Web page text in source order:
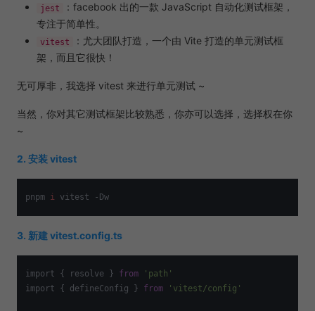
jest
：facebook 出的一款 JavaScript 自动化测试框架，
专注于简单性。
vitest
：尤大团队打造，一个由 Vite 打造的单元测试框
架，而且它很快！
无可厚非，我选择 vitest 来进行单元测试 ~
当然，你对其它测试框架比较熟悉，你亦可以选择，选择权在你
~
2. 安装 vitest
pnpm i
3. 新建 vitest.config.ts
import { resolve } from
'path'
import { defineConfig } from 'vitest/config'